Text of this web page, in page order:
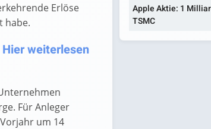
Erlöse
habe.
weiterlesen
Für Anleger
um 14
Apple Aktie: 1
TSMC